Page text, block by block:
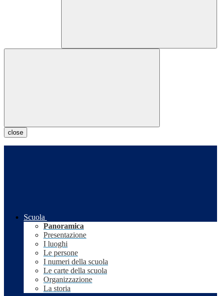
close
Scuola
Panoramica
Presentazione
I luoghi
Le persone
I numeri della scuola
Le carte della scuola
Organizzazione
La storia